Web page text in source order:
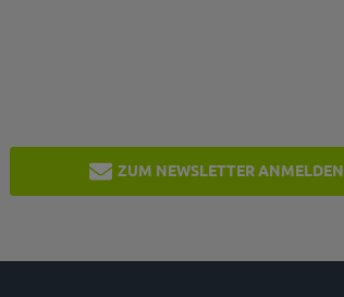
ZUM NEWSLETTER ANMELDEN